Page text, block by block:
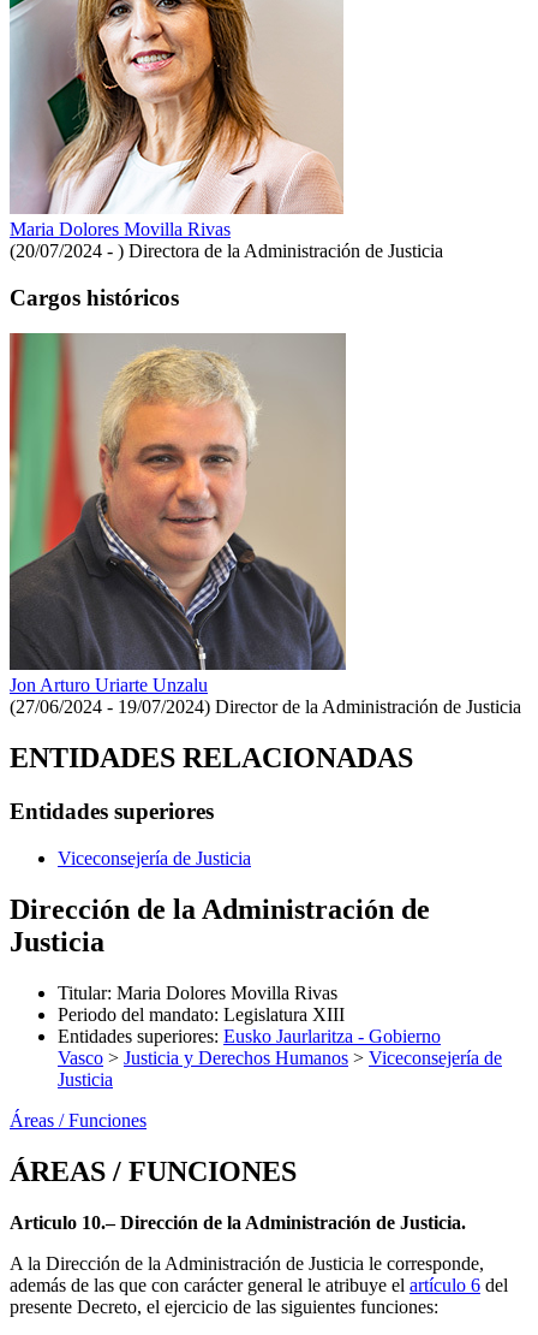
Maria Dolores Movilla Rivas
(20/07/2024 - ) Directora de la Administración de Justicia
Cargos históricos
Jon Arturo Uriarte Unzalu
(27/06/2024 - 19/07/2024) Director de la Administración de Justicia
ENTIDADES RELACIONADAS
Entidades superiores
Viceconsejería de Justicia
Dirección de la Administración de
Justicia
Titular: Maria Dolores Movilla Rivas
Periodo del mandato: Legislatura XIII
Entidades superiores: Eusko Jaurlaritza - Gobierno
Vasco > Justicia y Derechos Humanos > Viceconsejería de
Justicia
Áreas / Funciones
ÁREAS / FUNCIONES
Articulo 10.– Dirección de la Administración de Justicia.
A la Dirección de la Administración de Justicia le corresponde,
además de las que con carácter general le atribuye el artículo 6 del
presente Decreto, el ejercicio de las siguientes funciones: